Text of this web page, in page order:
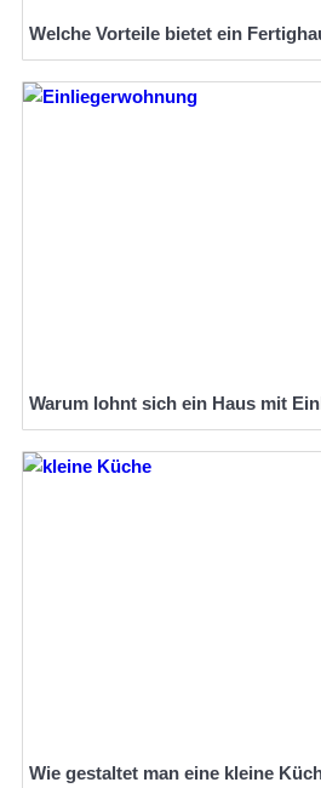
Welche Vorteile bietet ein
Warum lohnt sich ein Haus mit
Wie gestaltet man eine kleine